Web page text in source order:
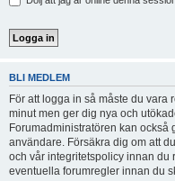
BLI MEDLEM
För att logga in så måste du vara
minut men ger dig nya och
Forumadministratören kan också
användare. Försäkra dig om att
och vår integritetspolicy innan du
eventuella forumregler innan du